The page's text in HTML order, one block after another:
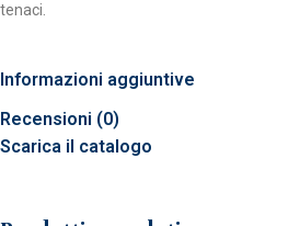
tenaci.
Informazioni aggiuntive
Recensioni (0)
Scarica il catalogo